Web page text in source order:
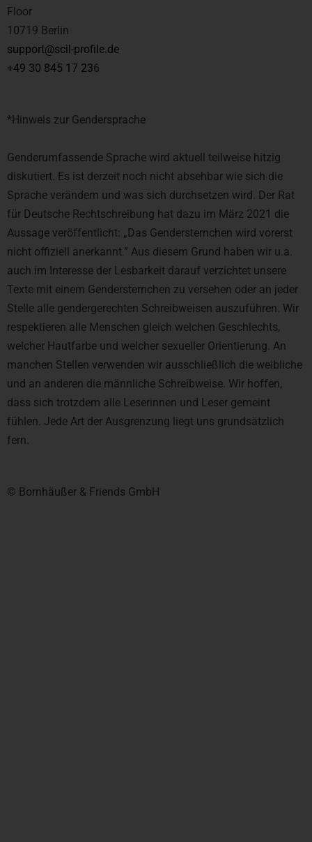
Floor
10719 Berlin
support@scil-profile.de
+49 30 845 17 236
*Hinweis zur Gendersprache
Genderumfassende Sprache wird aktuell teilweise hitzig
diskutiert. Es ist derzeit noch nicht absehbar wie sich die
Sprache verändern und was sich durchsetzen wird. Der Rat
für Deutsche Rechtschreibung hat dazu im März 2021 die
Aussage veröffentlicht: „Das Gendersternchen wird vorerst
nicht offiziell anerkannt.” Aus diesem Grund haben wir u.a.
auch im Interesse der Lesbarkeit darauf verzichtet unsere
Texte mit einem Gendersternchen zu versehen oder an jeder
Stelle alle gendergerechten Schreibweisen auszuführen. Wir
respektieren alle Menschen gleich welchen Geschlechts,
welcher Hautfarbe und welcher sexueller Orientierung. An
manchen Stellen verwenden wir ausschließlich die weibliche
und an anderen die männliche Schreibweise. Wir hoffen,
dass sich trotzdem alle Leserinnen und Leser gemeint
fühlen. Jede Art der Ausgrenzung liegt uns grundsätzlich
fern.
© Bornhäußer & Friends GmbH​